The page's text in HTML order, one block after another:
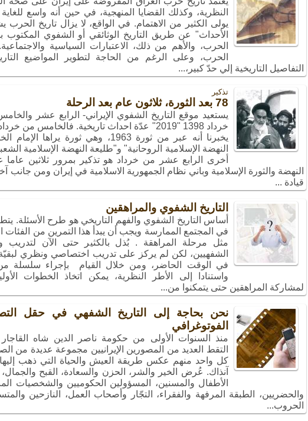
النظرية، وكذلك القضايا المنهجية، في حين أنه واسع
يولى الكثير من الاهتمام. في الواقع، لا يزال تاريخ
الأحداث" عن طريق التاريخ الوثائقي أو الشفوي
الحرب، والأهم من ذلك، الاعتبارات السياسية
الحرب، وعلى الرغم من الحاجة لتطوير المواضيع
التفاصيل التاريخية إلي حدّ كبير،...
تذکیر
78 بعد الثورة، ثلاثون عام بعد الرحلة
يستعيد موقع التاريخ الشفوي الإيراني- الرابع عشر
يخبرنا أنه عبر من ثورة 1963، وهي ثورة
أخرى الرابع عشر من خرداد هو تذكير بمرور ثلاثين
النهضة والثورة الإسلامية وباني نظام الجمهورية الاسلامية في إيران ومن جانب
قيادة ...
التاريخ الشفوي والمراهقين
أساس التاريخ الشفوي والفهم التاريخي هو طرح الأسئلة.
في المجتمع الممارسة ويجب أن يبدأ هذا التمرين من الفئات
مثل مرحلة المراهقة . بُذل بالكثير حتى الآن لتدريب
الشفهيين، لكن لم يركز على تدريب اختصاصي ونظري لبقيّة
في الوقت الحاضر، ومن خلال القيام بإجراء سلسلة من
واستنادا إلى الأطر النظرية، يمكن اتخاذ الخطوات
لمشاركة المراهقين حتى يتمكنوا من...
نحن بحاجة إلى التاريخ الشفهي في حقل
الفوتوغرافي
التقط العديد من المصورين الإيرانيين مجموعة عديدة من
كل واحد منهم عكس طريقة العيش والحياة التي ذهب إليها
آنذاك. عُرض الخير والشر، الحزن والسعادة، القبح والجمال،
الأطفال والمسنين، المسؤولين الحكوميين والشخصيات
والحضريين، الطبقة المرفهة والفقراء، التجّار وأصحاب العمل، النازحين
الحروب...